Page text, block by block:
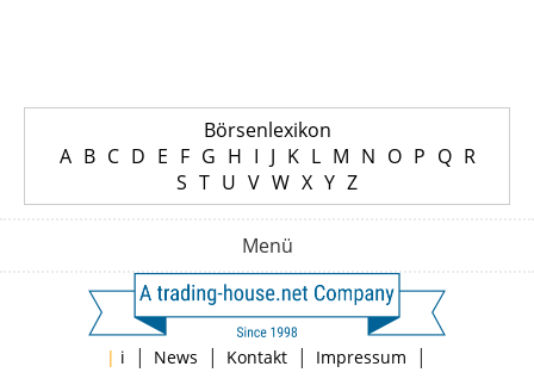
Börsenlexikon
A B C D E F G H I J K L M N O P Q R
S T U V W X Y Z
Menü
| i | News | Kontakt | Impressum |